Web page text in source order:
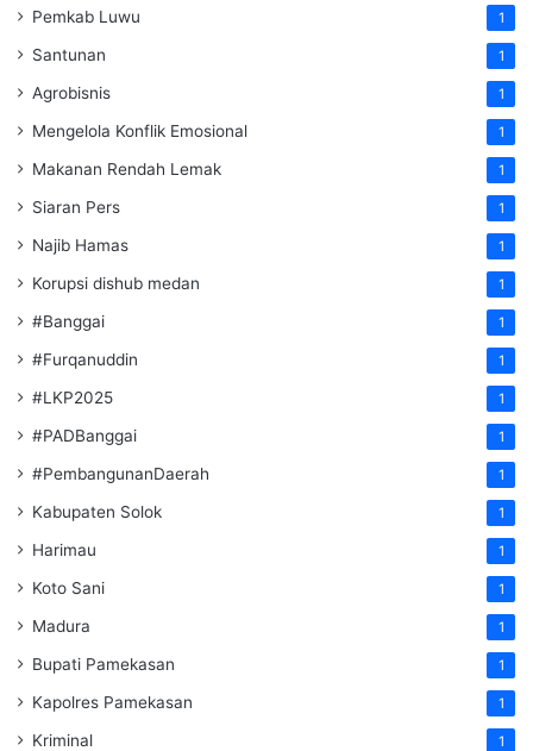
Pemkab Luwu 1
Santunan 1
Agrobisnis 1
Mengelola Konflik Emosional 1
Makanan Rendah Lemak 1
Siaran Pers 1
Najib Hamas 1
Korupsi dishub medan 1
#Banggai 1
#Furqanuddin 1
#LKP2025 1
#PADBanggai 1
#PembangunanDaerah 1
Kabupaten Solok 1
Harimau 1
Koto Sani 1
Madura 1
Bupati Pamekasan 1
Kapolres Pamekasan 1
Kriminal 1